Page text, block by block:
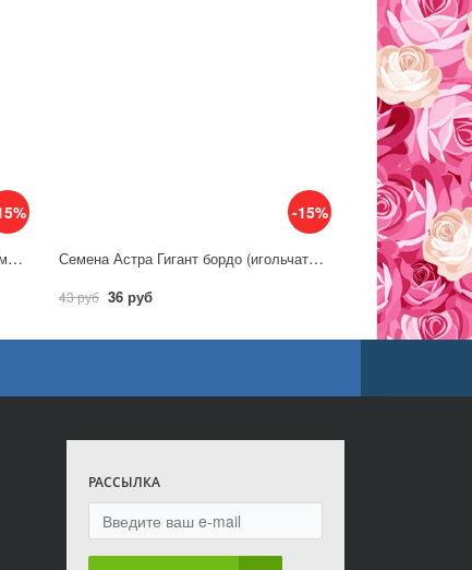
Семена Астра Витраж, альпийская (многолетняя)/ Гавриш
-15%
Семена Астра Гигант бордо (игольчато-коготковая) / Гавриш
43 руб 36 руб
РАССЫЛКА